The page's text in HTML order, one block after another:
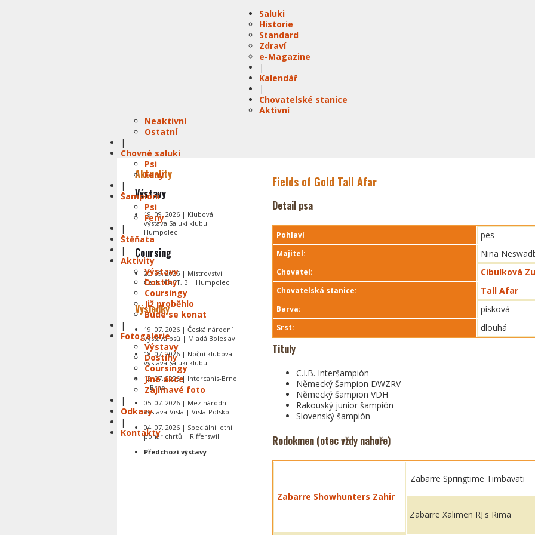
Saluki
Historie
Standard
Zdraví
e-Magazine
|
Kalendář
|
Chovatelské stanice
Aktivní
Neaktivní
Ostatní
|
Chovné saluki
Psi
Feny
|
Šampióni
Psi
Feny
|
Štěňata
|
Aktivity
Výstavy
Dostihy
Coursingy
Již proběhlo
Bude se konat
|
Fotogalerie
Výstavy
Dostihy
Coursingy
Jiné akce
Zajímavé foto
|
Odkazy
|
Kontakty
Fields of Gold Tall Afar
Detail psa
Pohlaví pes
Majitel: Nina
Chovatel: Cibulková
Chovatelská stanice: Tall Afar
Barva: písková
Srst: dlouhá
Tituly
C.I.B. Interšampión
Německý šampion DWZRV
Německý šampion VDH
Rakouský junior šampión
Slovenský šampión
Rodokmen (otec vždy nahoře)
Zabarre Showhunters Zahir
Zabarre Springtime Timbavati
Zabarre Xalimen RJ's Rima
Aktuality
Výstavy
19. 09. 2026 | Klubová
výstava Saluki klubu |
Humpolec
Coursing
20. 09. 2026 | Mistrovství
Čech, CACT, B | Humpolec
Výsledky
19. 07. 2026 | Česká národní
výstava psů | Mladá Boleslav
18. 07. 2026 | Noční klubová
výstava Saluki klubu |
12. 07. 2026 | Intercanis-Brno
| Brno
05. 07. 2026 | Mezinárodní
výstava-Visla | Visla-Polsko
04. 07. 2026 | Speciální letní
pohár chrtů | Rifferswil
Předchozí výstavy